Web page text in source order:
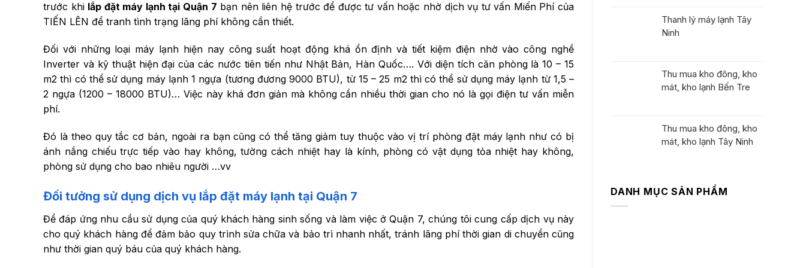
trước khi lắp đặt máy lạnh tại Quận 7 bạn nên liên hệ trước để được tư vấn hoặc nhờ dịch vụ tư vấn Miến Phí của
TIẾN LÊN để tranh tình trạng lãng phí không cần thiết.
Đối với những loại máy lạnh hiện nay công suất hoạt động khá ổn định và tiết kiệm điện nhờ vào công nghề
Inverter và kỹ thuật hiện đại của các nước tiên tiến như Nhật Bản, Hàn Quốc…. Với diện tích căn phòng là 10 – 15
m2 thì có thể sử dụng máy lạnh 1 ngựa (tương đương 9000 BTU), từ 15 – 25 m2 thì có thể sử dụng máy lạnh từ 1,5 –
2 ngựa (1200 – 18000 BTU)… Việc này khá đơn giản mà không cần nhiều thời gian cho nó là gọi điện tư vấn miễn
phí.
Đó là theo quy tắc cơ bản, ngoài ra bạn cũng có thể tăng giảm tuy thuộc vào vị trí phòng đặt máy lạnh như có bị
ánh nắng chiếu trực tiếp vào hay không, tường cách nhiệt hay là kính, phòng có vật dụng tỏa nhiệt hay không,
phòng sử dụng cho bao nhiêu người …vv
Đối tưởng sử dụng dịch vụ lắp đặt máy lạnh tại Quận 7
Để đáp ứng nhu cầu sử dụng của quý khách hàng sinh sống và làm việc ở Quận 7, chúng tôi cung cấp dịch vụ này
cho quý khách hàng để đảm bảo quy trình sửa chữa và bảo trì nhanh nhất, tránh lãng phí thời gian di chuyển cũng
như thời gian quý báu của quý khách hàng.
Thanh lý máy lạnh Tây
Ninh
Thu mua kho đông, kho
mát, kho lạnh Bến Tre
Thu mua kho đông, kho
mát, kho lạnh Tây Ninh
DANH MỤC SẢN PHẨM